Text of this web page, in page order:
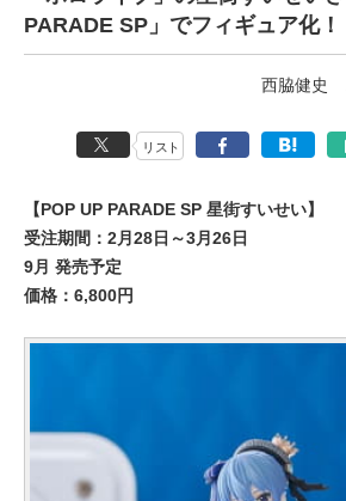
PARADE SP」でフィギュア化
西脇健史
リスト
【POP UP PARADE SP 星街すいせい】
受注期間：2月28日～3月26日
9月 発売予定
価格：6,800円